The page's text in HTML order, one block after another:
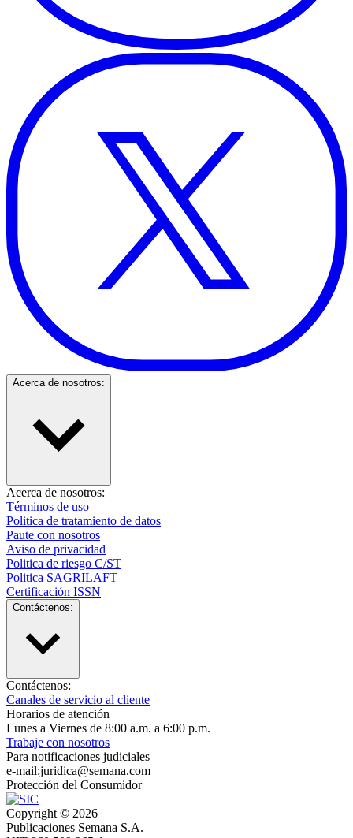
Acerca de nosotros:
Acerca de nosotros:
Términos de uso
Politica de tratamiento de datos
Paute con nosotros
Aviso de privacidad
Politica de riesgo C/ST
Politica SAGRILAFT
Certificación ISSN
Contáctenos:
Contáctenos:
Canales de servicio al cliente
Horarios de atención
Lunes a Viernes de 8:00 a.m. a 6:00 p.m.
Trabaje con nosotros
Para notificaciones judiciales
e-mail:juridica@semana.com
Protección del Consumidor
Copyright © 2026
Publicaciones Semana S.A.